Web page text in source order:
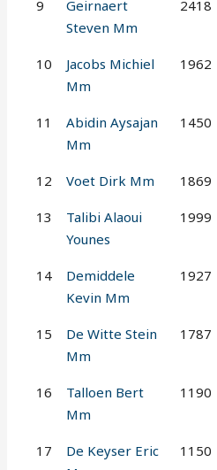
9
Geirnaert
Steven Mm
2418
10
Jacobs Michiel
Mm
1962
11
Abidin Aysajan
Mm
1450
12 Voet Dirk Mm 1869
13
Talibi Alaoui
Younes
1999
14
Demiddele
Kevin Mm
1927
15
De Witte Stein
Mm
1787
16
Talloen Bert
Mm
1190
17
De Keyser Eric
1150